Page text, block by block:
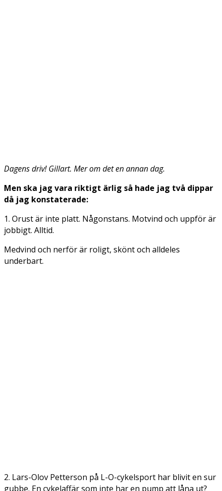
Dagens driv! Gillart. Mer om det en annan dag.
Men ska jag vara riktigt ärlig så hade jag två dippar
då jag konstaterade:
1. Orust är inte platt. Någonstans. Motvind och uppför är
jobbigt. Alltid.
Medvind och nerför är roligt, skönt och alldeles
underbart.
2. Lars-Olov Petterson på L-O-cykelsport har blivit en sur
gubbe. En cykelaffär som inte har en pump att låna ut?